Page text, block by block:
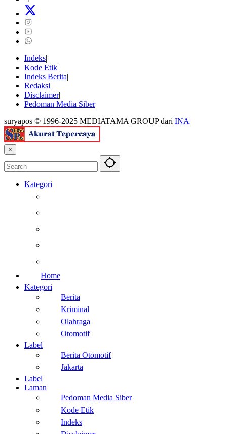
Indeks
Kode Etik
Indeks Berita
Redaksi
Disclaimer
Pedoman Media Siber
suryapos © 1996-2025 MEDIATAMA GROUP dari INA
×
Kategori
Home
Kategori
Berita
Kriminal
Olahraga
Otomotif
Label
Berita Otomotif
Jakarta
Label
Laman
Pedoman Media Siber
Kode Etik
Indeks